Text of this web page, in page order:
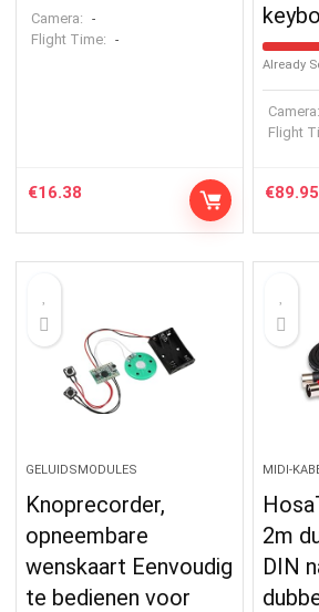
Camera: -
Flight Time: -
€16.38
Already
Camera:
Flight
€89.95
GELUIDSMODULES
Knoprecorder,
opneembare
wenskaart Eenvoudig
te bedienen voor
MIDI-
2m
DIN